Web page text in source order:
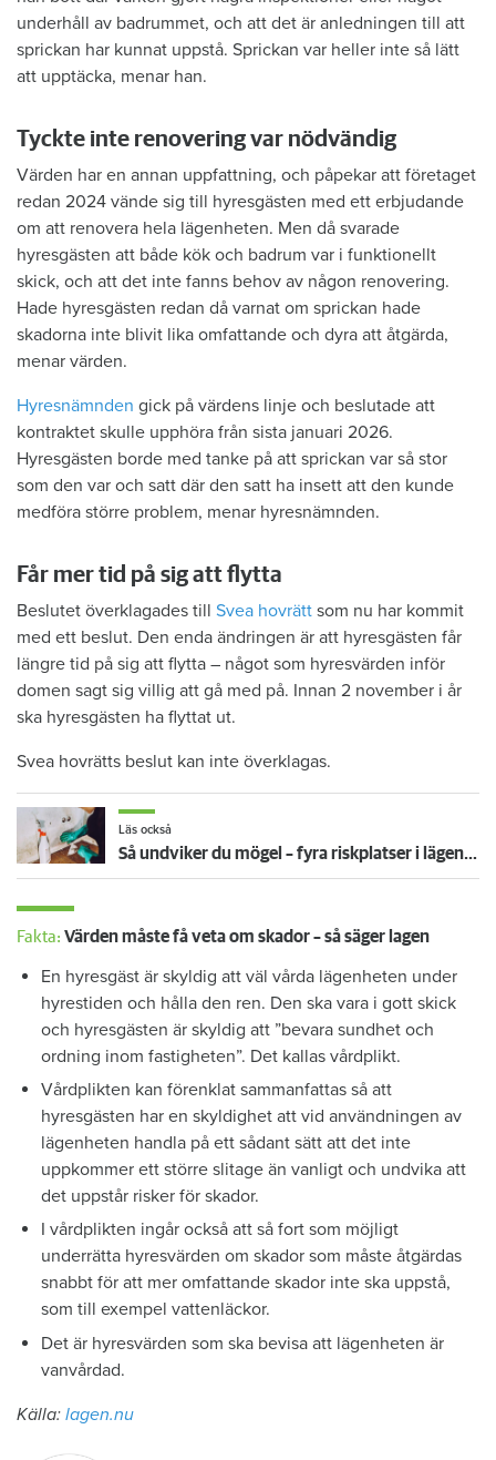
underhåll av badrummet, och att det är anledningen till att
sprickan har kunnat uppstå. Sprickan var heller inte så lätt
att upptäcka, menar han.
Tyckte inte renovering var nödvändig
Värden har en annan uppfattning, och påpekar att företaget
redan 2024 vände sig till hyresgästen med ett erbjudande
om att renovera hela lägenheten. Men då svarade
hyresgästen att både kök och badrum var i funktionellt
skick, och att det inte fanns behov av någon renovering.
Hade hyresgästen redan då varnat om sprickan hade
skadorna inte blivit lika omfattande och dyra att åtgärda,
menar värden.
Hyresnämnden gick på värdens linje och beslutade att
kontraktet skulle upphöra från sista januari 2026.
Hyresgästen borde med tanke på att sprickan var så stor
som den var och satt där den satt ha insett att den kunde
medföra större problem, menar hyresnämnden.
Får mer tid på sig att flytta
Beslutet överklagades till Svea hovrätt som nu har kommit
med ett beslut. Den enda ändringen är att hyresgästen får
längre tid på sig att flytta – något som hyresvärden inför
domen sagt sig villig att gå med på. Innan 2 november i år
ska hyresgästen ha flyttat ut.
Svea hovrätts beslut kan inte överklagas.
Läs också
Så undviker du mögel – fyra riskplatser i lägenheten: ”Måste städa bort”
Fakta: Värden måste få veta om skador – så säger lagen
En hyresgäst är skyldig att väl vårda lägenheten under
hyrestiden och hålla den ren. Den ska vara i gott skick
och hyresgästen är skyldig att ”bevara sundhet och
ordning inom fastigheten”. Det kallas vårdplikt.
Vårdplikten kan förenklat sammanfattas så att
hyresgästen har en skyldighet att vid användningen av
lägenheten handla på ett sådant sätt att det inte
uppkommer ett större slitage än vanligt och undvika att
det uppstår risker för skador.
I vårdplikten ingår också att så fort som möjligt
underrätta hyresvärden om skador som måste åtgärdas
snabbt för att mer omfattande skador inte ska uppstå,
som till exempel vattenläckor.
Det är hyresvärden som ska bevisa att lägenheten är
vanvårdad.
Källa: lagen.nu